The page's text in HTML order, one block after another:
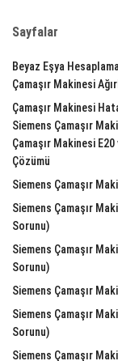
Sayfalar
Beyaz Eşya
Çamaşır Makinesi
Çamaşır Makinesi
Siemens Çamaşır
Çamaşır Makinesi
Çözümü
Siemens Çamaşır
Siemens Çamaşır
Sorunu)
Siemens Çamaşır
Sorunu)
Siemens Çamaşır
Siemens Çamaşır
Sorunu)
Siemens Çamaşır